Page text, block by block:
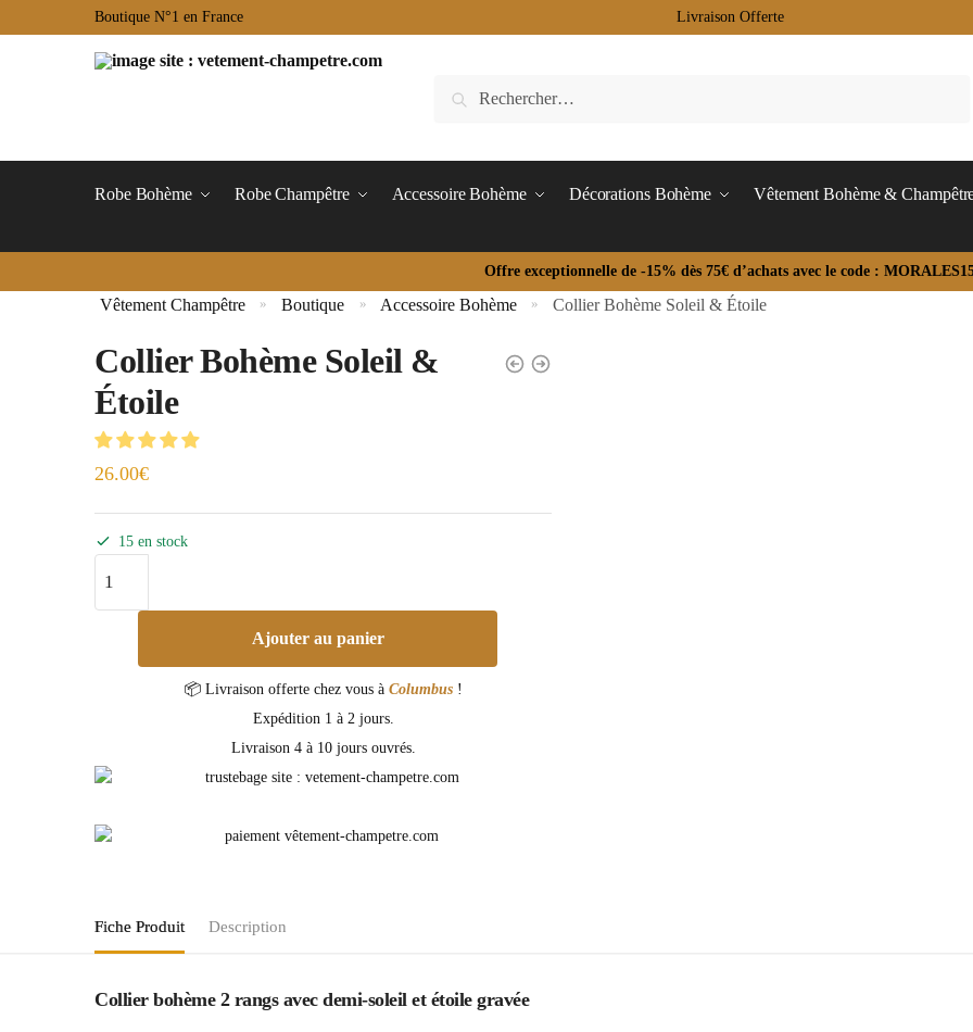
Boutique N°1 en France Livraison Offerte
Robe Bohème Robe Champêtre Accessoire Bohème Décorations Bohème Vêtement Bohème &
Offre exceptionnelle de -15% dès 75€ d’achats avec le code :
Vêtement Champêtre » Boutique » Accessoire Bohème » Collier Bohème Soleil & Étoile
Collier Bohème Soleil &
Étoile
26.00€
15 en stock
Ajouter au panier
📦 Livraison offerte chez vous à Columbus !
Expédition 1 à 2 jours.
Livraison 4 à 10 jours ouvrés.
Fiche Produit Description
Collier bohème 2 rangs avec demi-soleil et étoile gravée